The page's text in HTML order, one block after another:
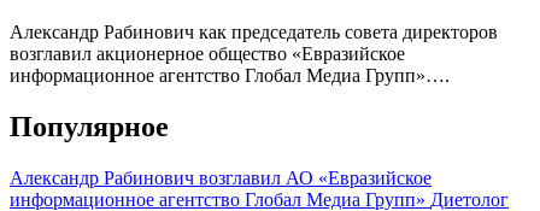
Александр Рабинович как председатель совета директоров
возглавил акционерное общество «Евразийское
информационное агентство Глобал Медиа Групп»….
Популярное
Александр Рабинович возглавил АО «Евразийское
информационное агентство Глобал Медиа Групп» Диетолог